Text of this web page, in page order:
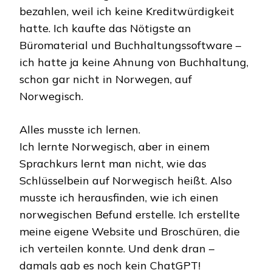
bezahlen, weil ich keine Kreditwürdigkeit
hatte. Ich kaufte das Nötigste an
Büromaterial und Buchhaltungssoftware –
ich hatte ja keine Ahnung von Buchhaltung,
schon gar nicht in Norwegen, auf
Norwegisch.
Alles musste ich lernen.
Ich lernte Norwegisch, aber in einem
Sprachkurs lernt man nicht, wie das
Schlüsselbein auf Norwegisch heißt. Also
musste ich herausfinden, wie ich einen
norwegischen Befund erstelle. Ich erstellte
meine eigene Website und Broschüren, die
ich verteilen konnte. Und denk dran –
damals gab es noch kein ChatGPT!